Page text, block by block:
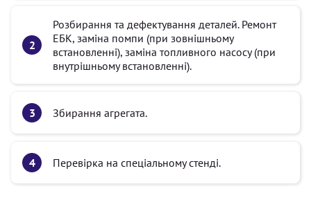
Розбирання та дефектування деталей. Ремонт
ЕБК, заміна помпи (при зовнішньому
встановленні), заміна топливного насосу (при
внутрішньому встановленні).
Збирання агрегата.
Перевірка на спеціальному стенді.